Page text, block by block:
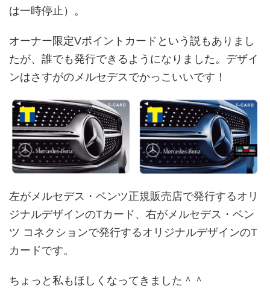
は一時停止）。
オーナー限定Vポイントカードという説もありまし
たが、誰でも発行できるようになりました。デザイ
ンはさすがのメルセデスでかっこいいです！
左がメルセデス・ベンツ正規販売店で発行するオリ
ジナルデザインのTカード、右がメルセデス・ベン
ツ コネクションで発行するオリジナルデザインのT
カードです。
ちょっと私もほしくなってきました＾＾